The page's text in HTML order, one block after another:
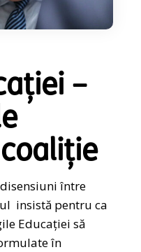
–
între
insistă pentru ca
Educației să
în